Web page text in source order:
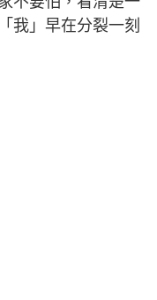
我」早在分裂一刻